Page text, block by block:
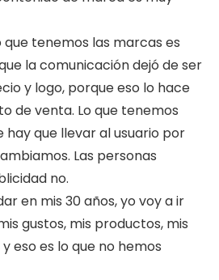
tenemos las marcas es
la comunicación dejó de ser
y logo, porque eso lo hace
de venta. Lo que tenemos
hay que llevar al usuario por
Las personas
no.
en mis 30 años, yo voy a ir
gustos, mis productos, mis
eso es lo que no hemos